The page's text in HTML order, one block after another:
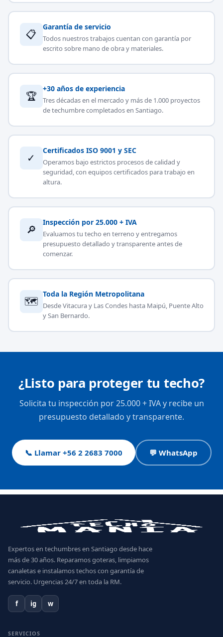
📋
Garantía de servicio
Todos nuestros trabajos cuentan con garantía por
escrito sobre mano de obra y materiales.
🏆
+30 años de experiencia
Tres décadas en el mercado y más de 1.000 proyectos
de techumbre completados en Santiago.
✓
Certificados ISO 9001 y SEC
Operamos bajo estrictos procesos de calidad y
seguridad, con equipos certificados para trabajo en
altura.
🔎
Inspección por 25.000 + IVA
Evaluamos tu techo en terreno y entregamos
presupuesto detallado y transparente antes de
comenzar.
🗺
Toda la Región Metropolitana
Desde Vitacura y Las Condes hasta Maipú, Puente Alto
y San Bernardo.
¿Listo para proteger tu techo?
Solicita tu inspección por 25.000 + IVA y recibe un
presupuesto detallado y transparente.
📞 Llamar +56 2 2683 7000 💬 WhatsApp
Expertos en techumbres en Santiago desde hace
más de 30 años. Reparamos goteras, limpiamos
canaletas e instalamos techos con garantía de
servicio. Urgencias 24/7 en toda la RM.
f ig w
SERVICIOS